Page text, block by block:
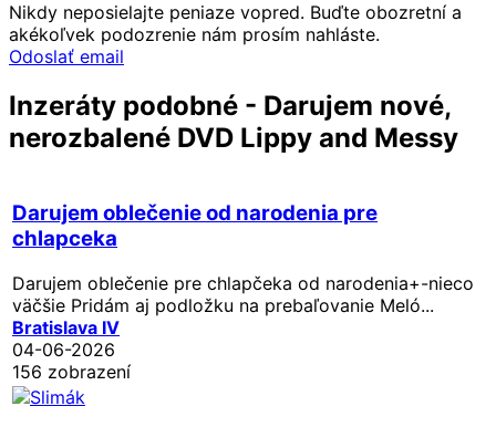
Nikdy neposielajte peniaze vopred. Buďte obozretní a
akékoľvek podozrenie nám prosím nahláste.
Odoslať email
Inzeráty podobné - Darujem nové,
nerozbalené DVD Lippy and Messy
Darujem oblečenie od narodenia pre
chlapceka
Darujem oblečenie pre chlapčeka od narodenia+-nieco
väčšie Pridám aj podložku na prebaľovanie Meló...
Bratislava IV
04-06-2026
156 zobrazení